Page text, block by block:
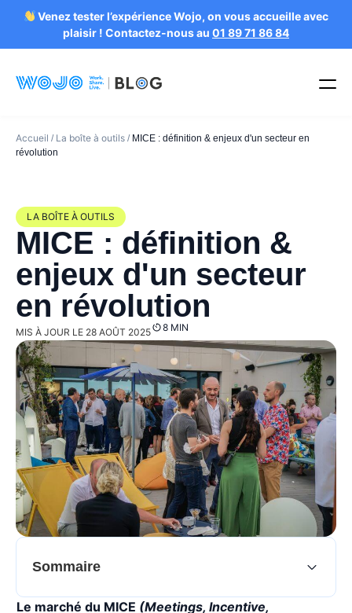
Venez tester l’expérience Wojo, on vous accueille avec
plaisir ! Contactez-nous au 01 89 71 86 84
Accueil / La boîte à outils / MICE : définition & enjeux d'un secteur en
révolution
LA BOÎTE À OUTILS
MICE : définition &
enjeux d'un secteur
en révolution
MIS À JOUR LE 28 AOÛT 2025 8 MIN
Sommaire
Le marché du MICE (Meetings, Incentive,